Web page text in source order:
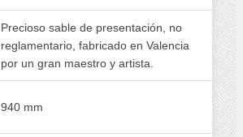
Precioso sable de presentación, no
reglamentario, fabricado en Valencia
por un gran maestro y artista.
940 mm